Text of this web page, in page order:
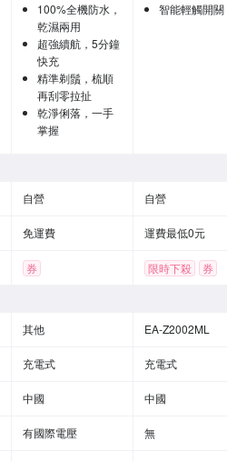
100%全機防水，
乾濕兩用
超強續航，5分鐘
快充
精準剃鬚，梳順
再刮零拉扯
乾淨俐落，一手
掌握
智能輕觸開關
自營 自營
免運費 運費最低0元
券 限時下殺 券
其他 EA-Z2002ML
充電式 充電式
中國 中國
有國際電壓 無